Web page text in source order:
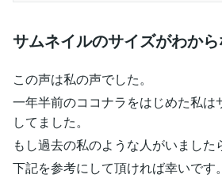
サムネイルのサイズがわから
この声は私の声でした。
一年半前のココナラをはじめた私は
してました。
もし過去の私のような人がいました
下記を参考にして頂ければ幸いです。